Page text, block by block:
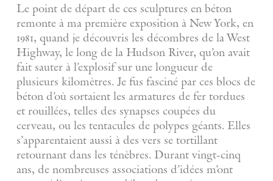
Le point de départ de ces sculptures en béton
remonte à ma première exposition à New York, en
1981, quand je découvris les décombres de la West
Highway, le long de la Hudson River, qu’on avait
fait sauter à l’explosif sur une longueur de
plusieurs kilomètres. Je fus fasciné par ces blocs de
béton d’où sortaient les armatures de fer tordues
et rouillées, telles des synapses coupées du
cerveau, ou les tentacules de polypes géants. Elles
s’apparentaient aussi à des vers se tortillant
retournant dans les ténèbres. Durant vingt-cinq
ans, de nombreuses associations d’idées m’ont